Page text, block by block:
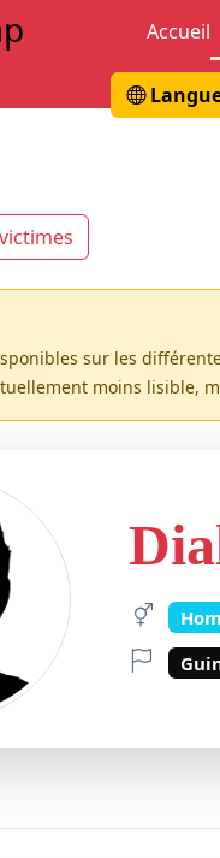
Accueil
sur les
moins lisible,